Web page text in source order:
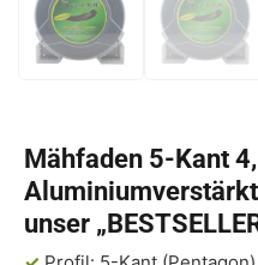
Mähfaden 5-Kant
Aluminiumverstärkt
unser